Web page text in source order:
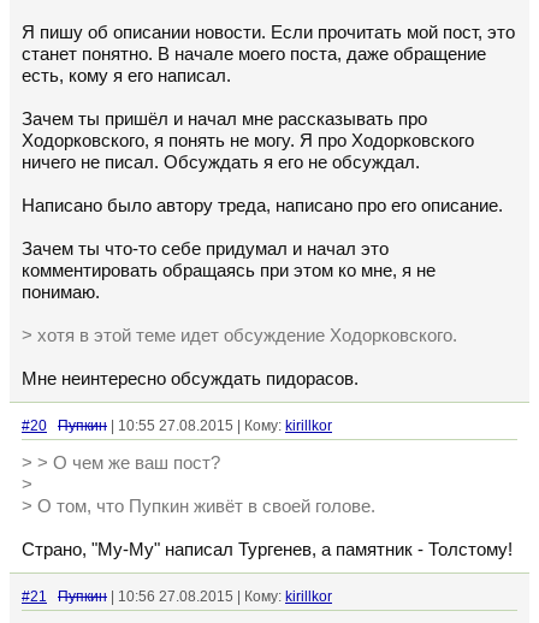
Я пишу об описании новости. Если прочитать мой пост, это
станет понятно. В начале моего поста, даже обращение
есть, кому я его написал.
Зачем ты пришёл и начал мне рассказывать про
Ходорковского, я понять не могу. Я про Ходорковского
ничего не писал. Обсуждать я его не обсуждал.
Написано было автору треда, написано про его описание.
Зачем ты что-то себе придумал и начал это
комментировать обращаясь при этом ко мне, я не
понимаю.
> хотя в этой теме идет обсуждение Ходорковского.
Мне неинтересно обсуждать пидорасов.
#20 Пупкин | 10:55 27.08.2015 | Кому: kirillkor
> > О чем же ваш пост?
>
> О том, что Пупкин живёт в своей голове.
Страно, "Му-Му" написал Тургенев, а памятник - Толстому!
#21 Пупкин | 10:56 27.08.2015 | Кому: kirillkor